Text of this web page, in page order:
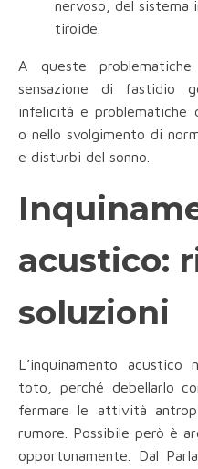
nervoso, del sistema
tiroide.
A queste
sensazione di fastidio
infelicità e problematiche
o nello svolgimento di
e disturbi del sonno.
acustico:
soluzioni
L’inquinamento
toto, perché debellarlo
fermare le attività
rumore. Possibile però è
opportunamente. Dal